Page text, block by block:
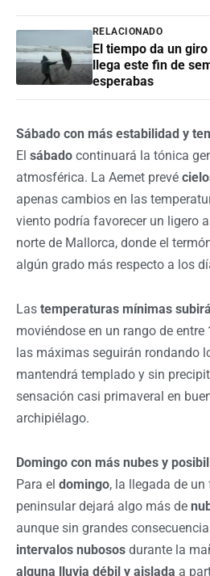
RELACIONADO
El tiempo da un
llega este fin de
esperabas
Sábado con más estabilidad y
El sábado continuará la tónica
atmosférica. La Aemet prevé
apenas cambios en las
viento podría favorecer un ligero
norte de Mallorca, donde el
algún grado más respecto a los
Las temperaturas mínimas
moviéndose en un rango de entre
las máximas seguirán rondando
mantendrá templado y sin
sensación casi primaveral en
archipiélago.
Domingo con más nubes y
Para el domingo, la llegada de
peninsular dejará algo más de
aunque sin grandes
intervalos nubosos durante la
alguna lluvia débil y aislada a